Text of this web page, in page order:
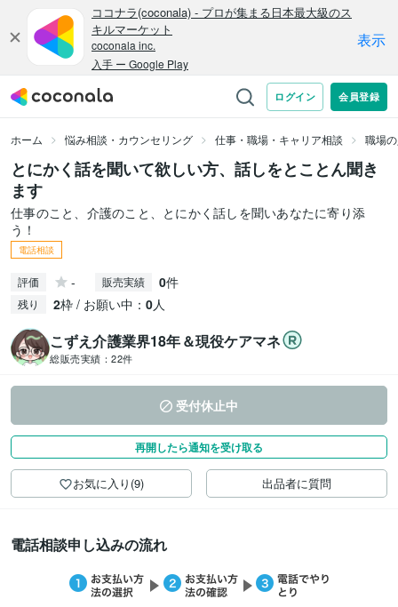
ホーム 悩み相談・カウンセリング 仕事・職場・キャリア相談 職場
とにかく話を聞いて欲しい方、話しをとことん聞き
ます
仕事のこと、介護のこと、とにかく話しを聞いあなたに寄り添
う！
電話相談
評価 - 販売実績 0件
残り 2枠 / お願い中： 0人
こずえ介護業界18年＆現役ケアマネ
総販売実績： 22件
受付休止中
再開したら通知を受け取る
お気に入り(9) 出品者に質問
電話相談申し込みの流れ